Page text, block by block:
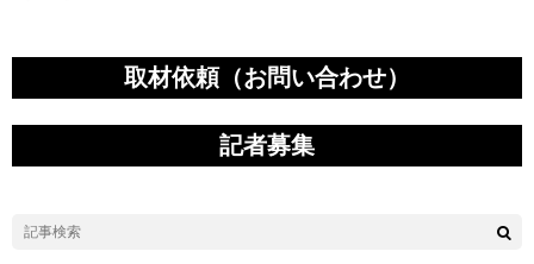
取材依頼（お問い合わせ）
記者募集